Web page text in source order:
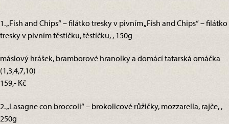
1. „Fish and Chips“ – filátko tresky v pivním „Fish and Chips“ – filátko
tresky v pivním těstíčku, těstíčku, , 150g
máslový hrášek, bramborové hranolky a domácí tatarská omáčka
(1,3,4,7,10)
159,- Kč
2. „Lasagne con broccoli“ – brokolicové růžičky, mozzarella, rajče, ,
250g